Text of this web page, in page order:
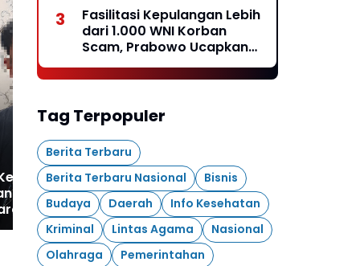
Ungkap
Narkoba,
Ditangkap
4,96 Gram Ganja
Dipicu Motif Cemburu,
Polres Pelabuhan
Pelaku Penganiayaan
Fasilitasi Kepulangan Lebih
dari 1.000 WNI Korban
Scam, Prabowo Ucapkan
Terima Kasih ke PM
Thailand
Tag Terpopuler
Berita Terbaru
Berita Terbaru Nasional
Bisnis
Budaya
Daerah
Info Kesehatan
Kriminal
Lintas Agama
Nasional
Olahraga
Pemerintahan